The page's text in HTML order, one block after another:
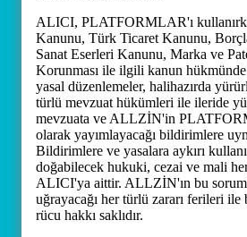
ALICI, PLATFORMLAR'ı
Kanunu, Türk Ticaret Kanunu,
Sanat Eserleri Kanunu, Marka ve
Korunması ile ilgili kanun
yasal düzenlemeler, halihazırda
türlü mevzuat hükümleri ile ileride
mevzuata ve ALLZİN'in
olarak yayımlayacağı bildirimlere
Bildirimlere ve yasalara aykırı
doğabilecek hukuki, cezai ve mali
ALICI'ya aittir. ALLZİN'ın bu
uğrayacağı her türlü zararı ferileri
rücu hakkı saklıdır.